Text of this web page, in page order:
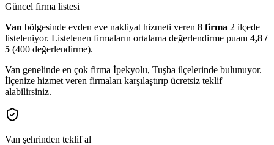
Güncel firma listesi
Van bölgesinde evden eve nakliyat hizmeti veren 8 firma 2 ilçede
listeleniyor. Listelenen firmaların ortalama değerlendirme puanı 4,8 /
5 (400 değerlendirme).
Van genelinde en çok firma İpekyolu, Tuşba ilçelerinde bulunuyor.
İlçenize hizmet veren firmaları karşılaştırıp ücretsiz teklif
alabilirsiniz.
Van şehrinden teklif al